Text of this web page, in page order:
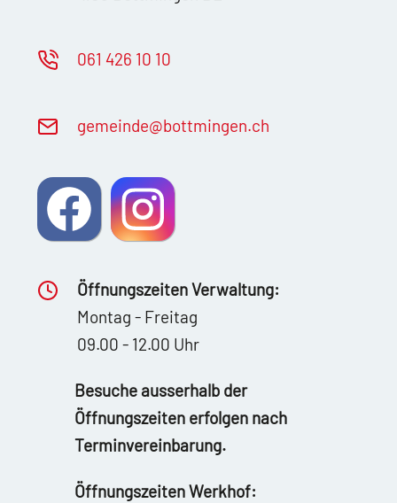
061 426 10 10
g m nd b ttm ng n ch
Öffnungszeiten Verwaltung:
Montag - Freitag
09.00 - 12.00 Uhr
Besuche ausserhalb der
Öffnungszeiten erfolgen nach
Terminvereinbarung.
Öffnungszeiten Werkhof: